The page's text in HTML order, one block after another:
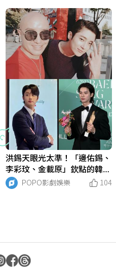
洪錫天眼光太準！「邊佑錫、
李彩玟、金載原」欽點的韓劇
男神都爆紅！鼓勵邊邊轉型演
員正是他！
POPO影劇娛樂 104